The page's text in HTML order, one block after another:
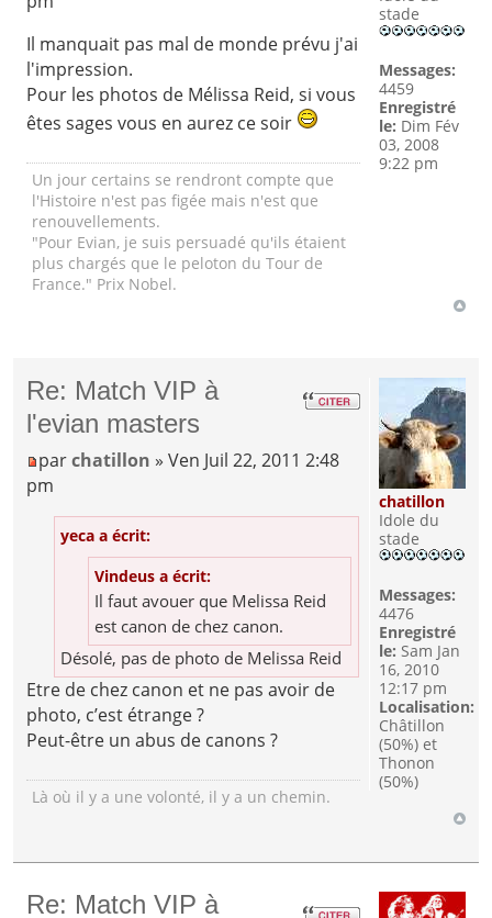
Il manquait pas mal de monde prévu j'ai
l'impression.
Pour les photos de Mélissa Reid, si vous
êtes sages vous en aurez ce soir
Un jour certains se rendront compte que
l'Histoire n'est pas figée mais n'est que
renouvellements.
"Pour Evian, je suis persuadé qu'ils étaient
plus chargés que le peloton du Tour de
France." Prix Nobel.
stade
Messages:
4459
Enregistré
le: Dim Fév
03, 2008
9:22 pm
Re: Match VIP à
l'evian masters
parchatillon » Ven Juil 22, 2011 2:48
pm
yeca a écrit:
Vindeus a écrit:
Il faut avouer que Melissa Reid
est canon de chez canon.
Désolé, pas de photo de Melissa Reid
Etre de chez canon et ne pas avoir de
photo, c’est étrange ?
Peut-être un abus de canons ?
Là où il y a une volonté, il y a un chemin.
chatillon
Idole du
stade
Messages:
4476
Enregistré
le: Sam Jan
16, 2010
12:17 pm
Localisation:
Châtillon
(50%) et
Thonon
(50%)
Re: Match VIP à